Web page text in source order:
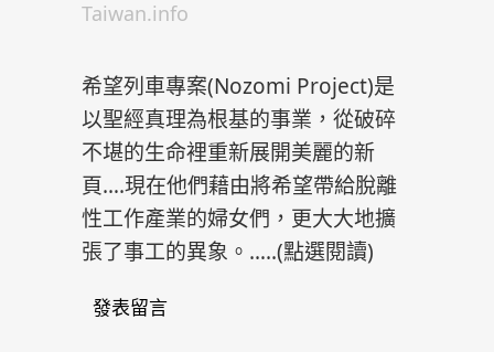
Taiwan.info
希望列車專案(Nozomi Project)是
以聖經真理為根基的事業，從破碎
不堪的生命裡重新展開美麗的新
頁….現在他們藉由將希望帶給脫離
性工作產業的婦女們，更大大地擴
張了事工的異象。…..(點選閱讀)
發表留言